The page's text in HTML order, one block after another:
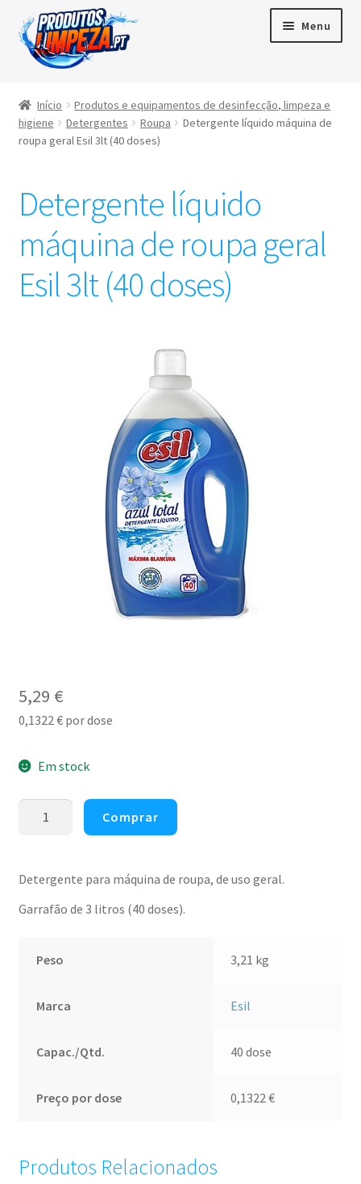
Menu
Produtos
Área de cliente
Português
Início
Produtos e equipamentos de desinfecção, limpeza e
higiene
Detergentes Roupa
Detergente líquido máquina de
roupa geral Esil 3lt (40 doses)
Detergente líquido
máquina de roupa geral
Esil 3lt (40 doses)
5,29 €
0,1322 €por dose
Em stock
máquina
de
Esil
Comprar
Detergente para máquina de roupa, de uso geral.
Garrafão de 3 litros (40 doses).
Peso 3,21 kg
Marca Esil
Capac./Qtd. 40 dose
Preço por dose 0,1322€
Produtos Relacionados